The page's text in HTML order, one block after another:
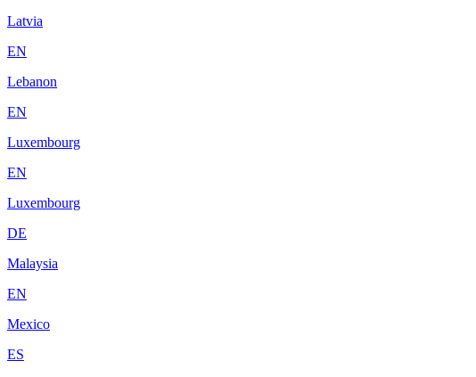
Latvia
EN
Lebanon
EN
Luxembourg
EN
Luxembourg
DE
Malaysia
EN
Mexico
ES